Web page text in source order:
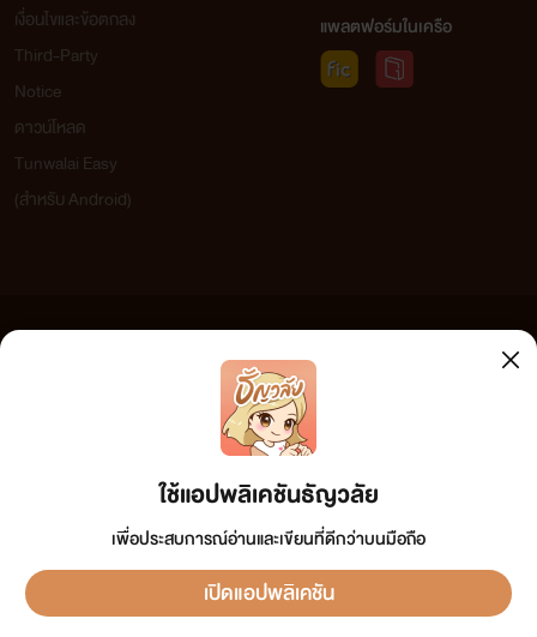
ใช้แอปพลิเคชันธัญวลัย
เพื่อประสบการณ์อ่านและเขียนที่ดีกว่าบนมือถือ
เปิดแอปพลิเคชัน
เงื่อนไขและข้อตกลง
Third-Party
Notice
ดาวน์โหลด
Tunwalai Easy
(สำหรับ Android)
แพลตฟอร์มในเครือ
เว็บไซต์แห่งนี้ไม่ได้เห็นด้วยและไม่ขอรับผิดชอบต่อข้อความใดๆ ทั้งสิ้น ดังนั้นผู้อ่านทุกท่านโปรดใช้
วิจารณญาณในการกลั่นกรองด้วยตนเอง และหากท่านพบข้อความใดๆ ที่ขัดต่อกฎหมายและศีลธรรม
กรุณาแจ้งมาที่ tunwalai@ookbee.com เพื่อทีมงานจะได้ดำเนินการในทันที ทั้งนี้ ทางเว็บไซต์ขอสงวน
ลิขสิทธิ์ตามพระราชบัญญัติลิขสิทธิ์ (ฉบับเพิ่มเติม) พ.ศ.2558